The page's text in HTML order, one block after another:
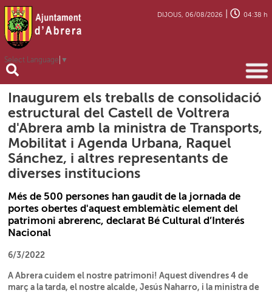
Select Language ▼
DIJOUS, 06/08/2026 04:38 h
Inaugurem els treballs de consolidació
estructural del Castell de Voltrera
d'Abrera amb la ministra de Transports,
Mobilitat i Agenda Urbana, Raquel
Sánchez, i altres representants de
diverses institucions
Més de 500 persones han gaudit de la jornada de
portes obertes d'aquest emblemàtic element del
patrimoni abrerenc, declarat Bé Cultural d’Interés
Nacional
6/3/2022
A Abrera cuidem el nostre patrimoni! Aquest divendres 4 de
març a la tarda, el nostre alcalde, Jesús Naharro, i la ministra de